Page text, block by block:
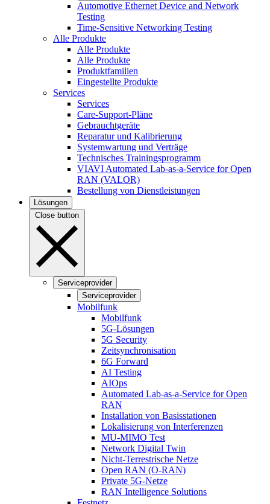
Automotive Ethernet Device and Network
Testing
Time-Sensitive Networking Testing
Alle Produkte
Alle Produkte
Alle Produkte
Produktfamilien
Eingestellte Produkte
Services
Services
Care-Support-Pläne
Gebrauchtgeräte
Reparatur und Kalibrierung
Systemwartung und Verträge
Technisches Trainingsprogramm
VIAVI Automated Lab-as-a-Service for Open
RAN (VALOR)
Bestellung von Dienstleistungen
Lösungen
Close button
Serviceprovider
Serviceprovider
Mobilfunk
Mobilfunk
5G-Lösungen
5G Security
Zeitsynchronisation
6G Forward
AI Testing
AIOps
Automated Lab-as-a-Service for Open
RAN
Installation von Basisstationen
Lokalisierung von Interferenzen
MU-MIMO Test
Network Digital Twin
Nicht-Terrestrische Netze
Open RAN (O-RAN)
Private 5G-Netze
RAN Intelligence Solutions